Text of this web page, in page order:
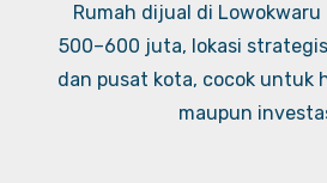
Rumah dijual di Lowokwaru
500–600 juta, lokasi
dan pusat kota, cocok untuk
maupun